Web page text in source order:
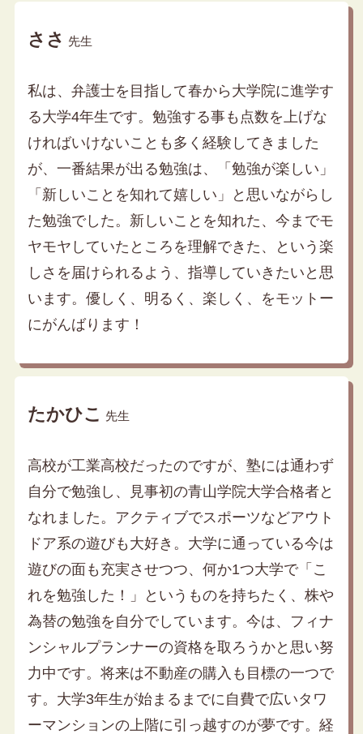
ささ 先生
私は、弁護士を目指して春から大学院に進学す
る大学4年生です。勉強する事も点数を上げな
ければいけないことも多く経験してきました
が、一番結果が出る勉強は、「勉強が楽しい」
「新しいことを知れて嬉しい」と思いながらし
た勉強でした。新しいことを知れた、今までモ
ヤモヤしていたところを理解できた、という楽
しさを届けられるよう、指導していきたいと思
います。優しく、明るく、楽しく、をモットー
にがんばります！
たかひこ 先生
高校が工業高校だったのですが、塾には通わず
自分で勉強し、見事初の青山学院大学合格者と
なれました。アクティブでスポーツなどアウト
ドア系の遊びも大好き。大学に通っている今は
遊びの面も充実させつつ、何か1つ大学で「こ
れを勉強した！」というものを持ちたく、株や
為替の勉強を自分でしています。今は、フィナ
ンシャルプランナーの資格を取ろうかと思い努
力中です。将来は不動産の購入も目標の一つで
す。大学3年生が始まるまでに自費で広いタワ
ーマンションの上階に引っ越すのが夢です。経